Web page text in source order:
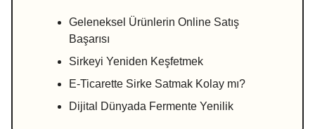
Geleneksel Ürünlerin Online Satış
Başarısı
Sirkeyi Yeniden Keşfetmek
E-Ticarette Sirke Satmak Kolay mı?
Dijital Dünyada Fermente Yenilik